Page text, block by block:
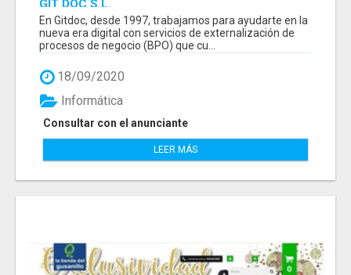
GIT DOC S.L.
En Gitdoc, desde 1997, trabajamos para ayudarte en la
nueva era digital con servicios de externalización de
procesos de negocio (BPO) que cu...
18/09/2020
Consultar con el anunciante
Informática
LEER MÁS